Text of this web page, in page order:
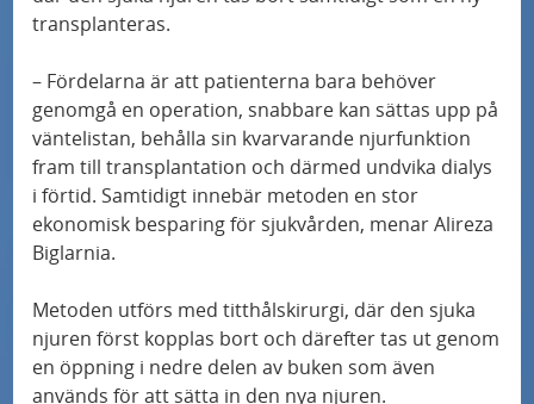
Allergier hos personer med typ 1-diabetes
Personanpassad behandling av typ 2-diabetes
testas i unik studie
"Jag trodde att det var för bra för att vara
sant"
Samband mellan nedsatt kognitiv förmåga
och försämrad prognos vid hjärtsvikt
transplanteras.
– Fördelarna är att patienterna bara behöver
genomgå en operation, snabbare kan sättas upp på
väntelistan, behålla sin kvarvarande njurfunktion
fram till transplantation och därmed undvika dialys
i förtid. Samtidigt innebär metoden en stor
ekonomisk besparing för sjukvården, menar Alireza
Biglarnia.
Metoden utförs med titthålskirurgi, där den sjuka
njuren först kopplas bort och därefter tas ut genom
en öppning i nedre delen av buken som även
används för att sätta in den nya njuren.